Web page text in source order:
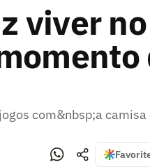
viver no
com&nbsp;a camisa